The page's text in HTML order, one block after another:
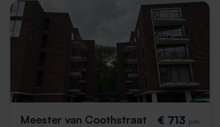
Meester van Coothstraat € 713 p/m